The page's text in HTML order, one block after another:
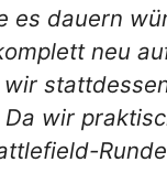
es dauern
neu
wir